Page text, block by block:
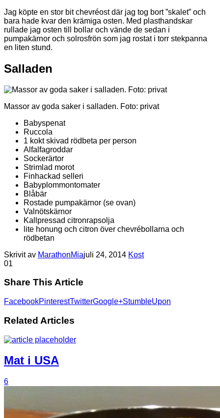
Jag köpte en stor bit chevréost där jag tog bort ”skalet” och
bara hade kvar den krämiga osten. Med plasthandskar
rullade jag osten till bollar och vände de sedan i
pumpakärnor och solrosfrön som jag rostat i torr stekpanna
en liten stund.
Salladen
Massor av goda saker i salladen. Foto: privat
Babyspenat
Ruccola
1 kokt skivad rödbeta per person
Alfalfagroddar
Sockerärtor
Strimlad morot
Finhackad selleri
Babyplommontomater
Blåbär
Rostade pumpakärnor (se ovan)
Valnötskärnor
Kallpressad citronrapsolja
lite honung och citron över chevrébollarna och
rödbetan
Skrivit av MarathonMiajuli 24, 2014 Kost
01
Share This Article
FacebookPinterestTwitterGoogle+StumbleUpon
Related Articles
Mat i USA
6